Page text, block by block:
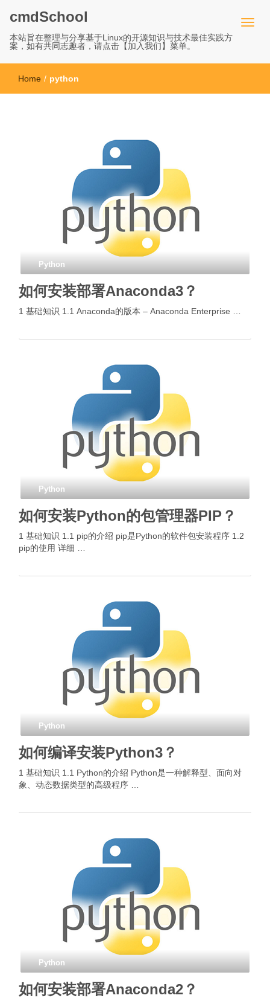
cmdSchool
本站旨在整理与分享基于Linux的开源知识与技术最佳实践方
案，如有共同志趣者，请点击【加入我们】菜单。
Home / python
Python
如何安装部署Anaconda3？
1 基础知识 1.1 Anaconda的版本 – Anaconda Enterprise …
Python
如何安装Python的包管理器PIP？
1 基础知识 1.1 pip的介绍 pip是Python的软件包安装程序 1.2
pip的使用 详细 …
Python
如何编译安装Python3？
1 基础知识 1.1 Python的介绍 Python是一种解释型、面向对
象、动态数据类型的高级程序 …
Python
如何安装部署Anaconda2？